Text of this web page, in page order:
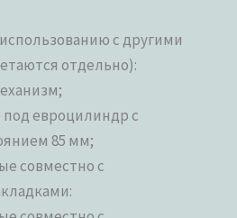
с другими
отдельно):
евроцилиндр с
85 мм;
совместно с